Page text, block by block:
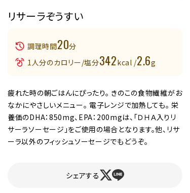
リサーラぞうすい
調理時間20分
1人分のカロリー/塩分342kcal /2.6g
疲れた時の朝ごはんにぴったり。 きのこの食物繊維がお
なかにやさしいメニュー。 電子レンジで加熱しても。 栄
養価のDHA：850mg、EPA：200mgは、「ＤＨＡ入りリ
サーラソーセージ」をご使用の場合となります。他、リサ
ーラ以外のフィッシュソーセージでもどうぞ。
シェアする